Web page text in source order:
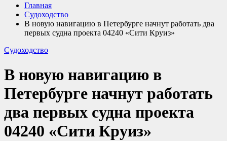
Главная
Судоходство
В новую навигацию в Петербурге начнут работать два
первых судна проекта 04240 «Сити Круиз»
Судоходство
В новую навигацию в
Петербурге начнут работать
два первых судна проекта
04240 «Сити Круиз»